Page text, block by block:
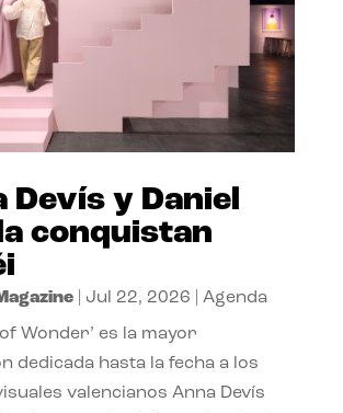
Devís y Daniel
conquistan
| Jul 22, 2026 Agenda
Wonder’ es la mayor
dedicada hasta la fecha a los
valencianos Anna Devís